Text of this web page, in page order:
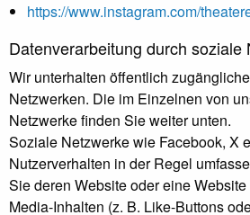
https://www.instagram.com/
Datenverarbeitung durch soziale
Wir unterhalten öffentlich
Netzwerken. Die im Einzelnen von
Netzwerke finden Sie weiter unten.
Soziale Netzwerke wie Facebook, X
Nutzerverhalten in der Regel
Sie deren Website oder eine
Media-Inhalten (z. B. Like-Buttons